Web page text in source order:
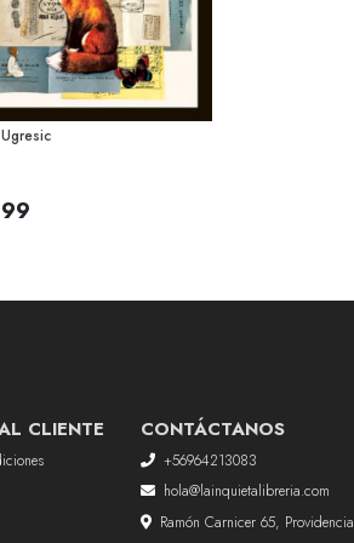
CLIENTE CONTÁCTANOS
+56964213083
hola@lainquietalibreria.com
Ramón Carnicer 65,